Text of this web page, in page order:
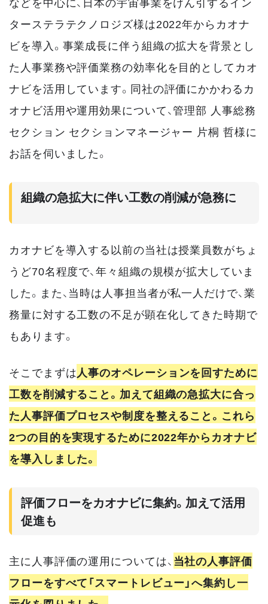
ターステラテクノロジズ様は2022年からカオナ
ビを導入。事業成長に伴う組織の拡大を背景とし
た人事業務や評価業務の効率化を目的としてカオ
ナビを活用しています。同社の評価にかかわるカ
オナビ活用や運用効果について、管理部 人事総務
セクション セクションマネージャー 片桐 哲様に
お話を伺いました。
組織の急拡大に伴い工数の削減が急務に
カオナビを導入する以前の当社は授業員数がちょ
うど70名程度で、年々組織の規模が拡大していま
した。また、当時は人事担当者が私一人だけで、業
務量に対する工数の不足が顕在化してきた時期で
もあります。
そこでまずは人事のオペレーションを回すために
工数を削減すること。加えて組織の急拡大に合っ
た人事評価プロセスや制度を整えること。これら
2つの目的を実現するために2022年からカオナビ
を導入しました。
評価フローをカオナビに集約。加えて活用
促進も
主に人事評価の運用については、当社の人事評価
フローをすべて「スマートレビュー」へ集約し一